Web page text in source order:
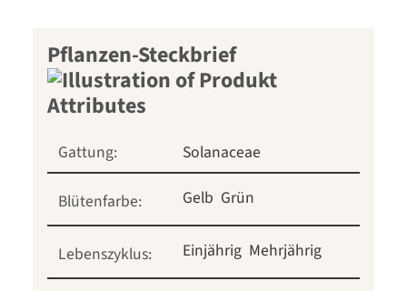
Pflanzen-Steckbrief
Gattung: Solanaceae
Blütenfarbe: Gelb Grün
Lebenszyklus: Einjährig Mehrjährig